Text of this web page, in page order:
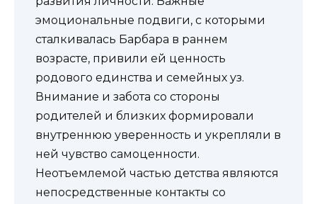
эмоциональные подвиги, с которыми
сталкивалась Барбара в раннем
возрасте, привили ей ценность
родового единства и семейных уз.
Внимание и забота со стороны
родителей и близких формировали
внутреннюю уверенность и укрепляли в
ней чувство самоценности.
Неотъемлемой частью детства являются
непосредственные контакты со